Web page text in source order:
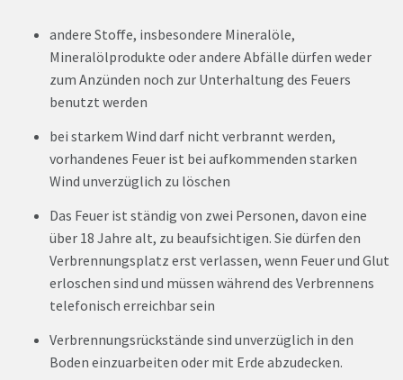
andere Stoffe, insbesondere Mineralöle,
Mineralölprodukte oder andere Abfälle dürfen weder
zum Anzünden noch zur Unterhaltung des Feuers
benutzt werden
bei starkem Wind darf nicht verbrannt werden,
vorhandenes Feuer ist bei aufkommenden starken
Wind unverzüglich zu löschen
Das Feuer ist ständig von zwei Personen, davon eine
über 18 Jahre alt, zu beaufsichtigen. Sie dürfen den
Verbrennungsplatz erst verlassen, wenn Feuer und Glut
erloschen sind und müssen während des Verbrennens
telefonisch erreichbar sein
Verbrennungsrückstände sind unverzüglich in den
Boden einzuarbeiten oder mit Erde abzudecken.